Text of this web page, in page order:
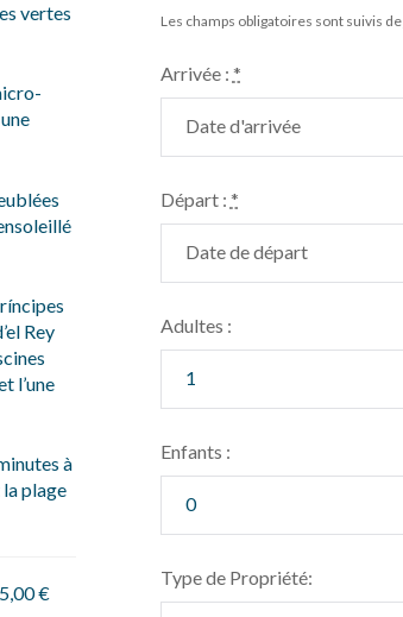
vertes
Rey
l’une
à
la plage
€
Les champs obligatoires sont suivis de
Arrivée : *
Départ : *
Adultes :
Enfants :
Type de Propriété: